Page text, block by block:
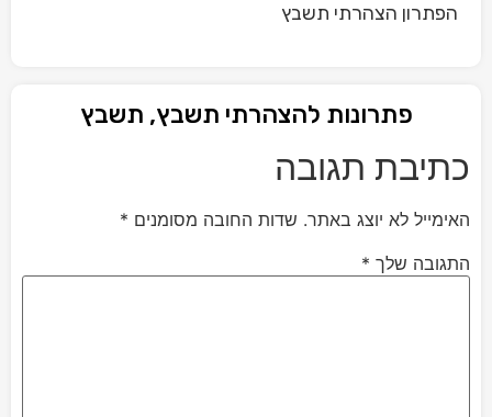
הפתרון הצהרתי תשבץ
פתרונות להצהרתי תשבץ, תשבץ
כתיבת תגובה
האימייל לא יוצג באתר. שדות החובה מסומנים *
התגובה שלך *